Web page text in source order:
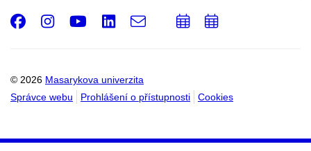
© 2026 Masarykova univerzita
Správce webu
Prohlášení o přístupnosti Cookies
Facebook
Instagram
Youtube
LinkedIn
e-
PřidatPřidat